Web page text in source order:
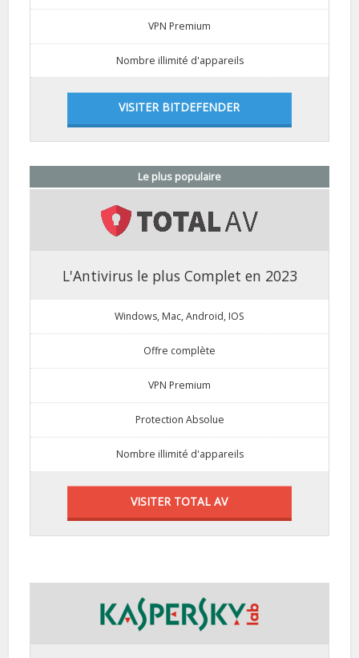
VPN Premium
Nombre illimité d'appareils
VISITER BITDEFENDER
Le plus populaire
L'Antivirus le plus Complet en 2023
Windows, Mac, Android, IOS
Offre complète
VPN Premium
Protection Absolue
Nombre illimité d'appareils
VISITER TOTAL AV